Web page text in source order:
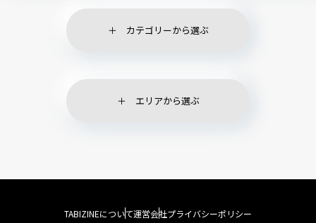
カテゴリーから選ぶ
エリアから選ぶ
TABIZINEについて運営会社プライバシーポリシー